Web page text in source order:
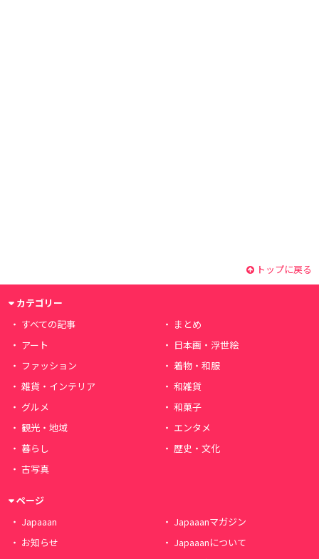
トップに戻る
カテゴリー
すべての記事
まとめ
アート
日本画・浮世絵
ファッション
着物・和服
雑貨・インテリア
和雑貨
グルメ
和菓子
観光・地域
エンタメ
暮らし
歴史・文化
古写真
ページ
Japaaan
Japaaanマガジン
お知らせ
Japaaanについて